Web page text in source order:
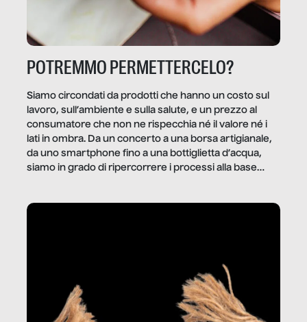
POTREMMO PERMETTERCELO?
Siamo circondati da prodotti che hanno un costo sul
lavoro, sull’ambiente e sulla salute, e un prezzo al
consumatore che non ne rispecchia né il valore né i
lati in ombra. Da un concerto a una borsa artigianale,
da uno smartphone fino a una bottiglietta d’acqua,
siamo in grado di ripercorrere i processi alla base
dietro gli oggetti e i servizi che fanno la nostra vita